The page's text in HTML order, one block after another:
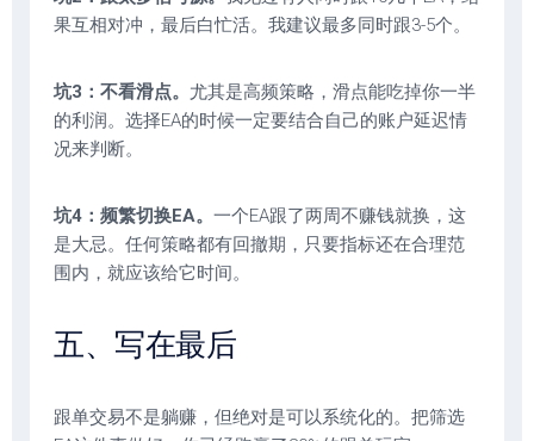
果互相对冲，最后白忙活。我建议最多同时跟3-5个。
坑3：不看滑点。 尤其是高频策略，滑点能吃掉你一半
的利润。选择EA的时候一定要结合自己的账户延迟情
况来判断。
坑4：频繁切换EA。 一个EA跟了两周不赚钱就换，这
是大忌。任何策略都有回撤期，只要指标还在合理范
围内，就应该给它时间。
五、写在最后
跟单交易不是躺赚，但绝对是可以系统化的。把筛选